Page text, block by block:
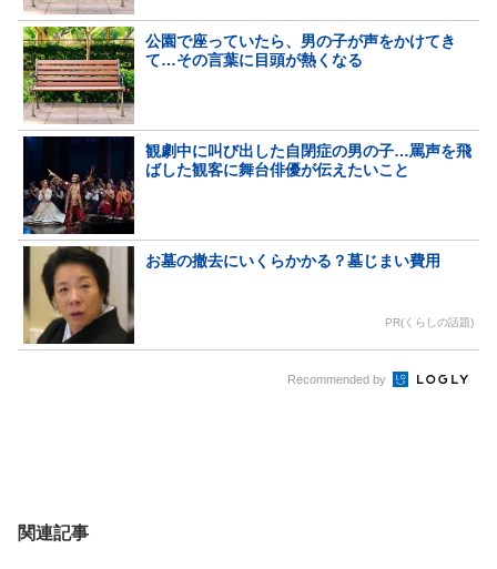
公園で座っていたら、男の子が声をかけてき
て…その言葉に目頭が熱くなる
観劇中に叫び出した自閉症の男の子…罵声を飛
ばした観客に舞台俳優が伝えたいこと
お墓の撤去にいくらかかる？墓じまい費用
PR(くらしの話題)
Recommended by
関連記事